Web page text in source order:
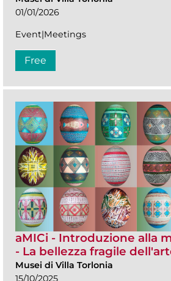
01/01/2026
Event|Meetings
Free
aMICi - Introduzione alla
- La bellezza fragile
Musei di Villa Torlonia
15/10/2025